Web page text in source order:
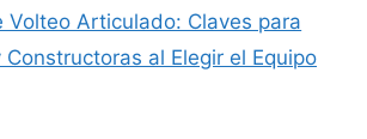
Volteo Articulado: Claves para
al Elegir el Equipo